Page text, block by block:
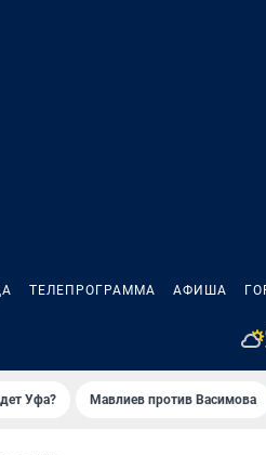
ТЕЛЕПРОГРАММА АФИША
Уфа? Мавлиев против Васимова